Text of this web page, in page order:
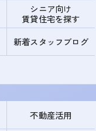
シニア向け
賃貸住宅を探す
新着スタッフブログ
不動産活用